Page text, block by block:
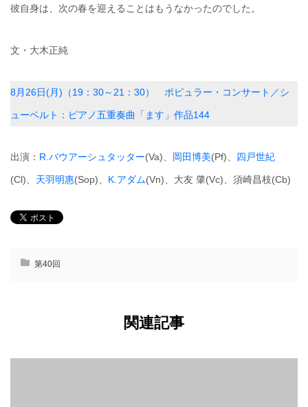
彼自身は、次の春を迎えることはもうなかったのでした。
文・大木正純
8月26日(月)（19：30～21：30） ポピュラー・コンサート／シ
ューベルト：ピアノ五重奏曲「ます」作品144
出演： R.バウアーシュタッター(Va)、 岡田博美(Pf)、 四戸世紀
(Cl)、 天羽明惠(Sop)、 K.アダム(Vn)、大友 肇(Vc)、須崎昌枝(Cb)
第40回
関連記事